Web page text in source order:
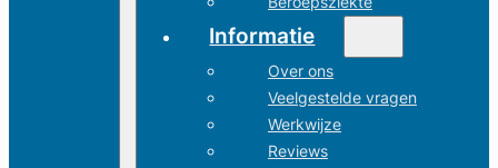
Informatie
Over ons
Veelgestelde vragen
Werkwijze
Reviews